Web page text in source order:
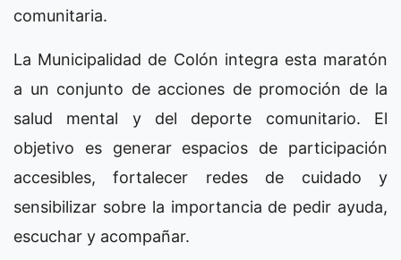
comunitaria.
La Municipalidad de Colón integra esta maratón
a un conjunto de acciones de promoción de la
salud mental y del deporte comunitario. El
objetivo es generar espacios de participación
accesibles, fortalecer redes de cuidado y
sensibilizar sobre la importancia de pedir ayuda,
escuchar y acompañar.